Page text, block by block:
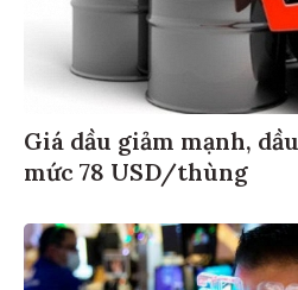
Giá dầu giảm mạnh,
mức 78 USD/thùng